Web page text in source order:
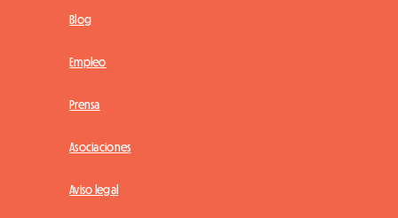
Blog
Empleo
Prensa
Asociaciones
Aviso legal